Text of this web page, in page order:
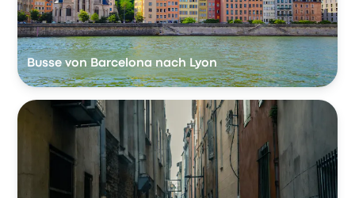
Busse von Barcelona nach Lyon